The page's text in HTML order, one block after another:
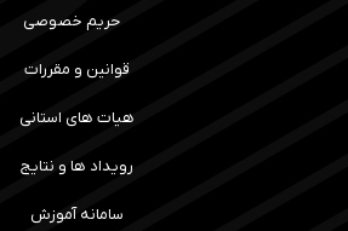
حریم خصوصی
قوانین و مقررات
هیات های استانی
رویداد ها و نتایج
سامانه آموزش